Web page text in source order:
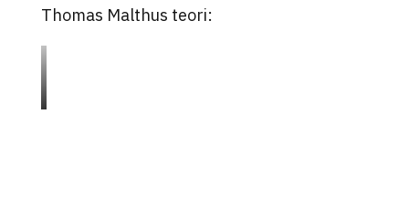
Thomas Malthus teori: